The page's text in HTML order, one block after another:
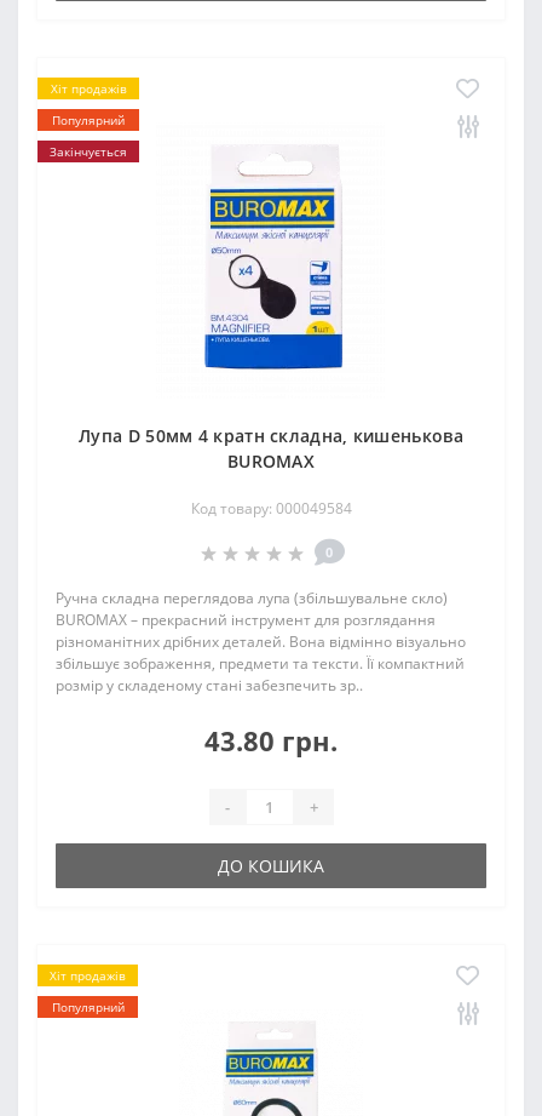
Хіт продажів
Популярний
Закінчується
Лупа D 50мм 4 кратн складна, кишенькова
BUROMAX
Код товару: 000049584
0
Ручна складна переглядова лупа (збільшувальне скло)
BUROMAX – прекрасний інструмент для розглядання
різноманітних дрібних деталей. Вона відмінно візуально
збільшує зображення, предмети та тексти. Її компактний
розмір у складеному стані забезпечить зр..
43.80 грн.
- +
ДО КОШИКА
Хіт продажів
Популярний